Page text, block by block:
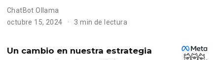
ChatBot Ollama
octubre 15, 2024
3 min de lectura
Un cambio en nuestra estrategia